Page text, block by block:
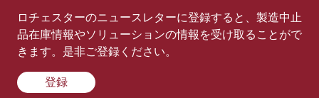
ロチェスターのニュースレターに登録すると、製造中止
品在庫情報やソリューションの情報を受け取ることがで
きます。是非ご登録ください。
登録